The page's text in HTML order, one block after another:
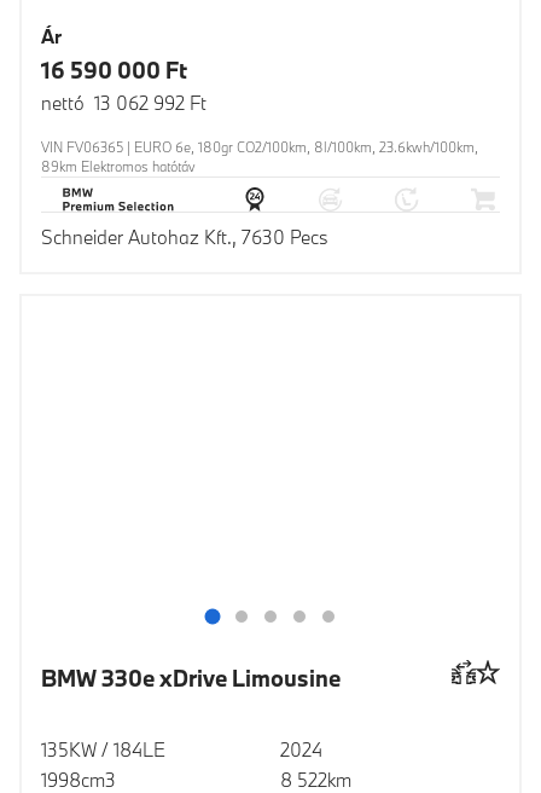
Ár
16 590 000 Ft
nettó 13 062 992 Ft
VIN FV06365 | EURO 6e, 180gr CO2/100km, 8l/100km, 23.6kwh/100km,
89km Elektromos hatótáv
Schneider Autohaz Kft., 7630 Pecs
BMW 330e xDrive Limousine
135KW / 184LE
1998cm3
2024
8 522km